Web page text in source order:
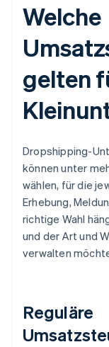
Welche
gelten
Dropshipping-
können unter
wählen, für die
Erhebung,
richtige Wahl
und der Art und
verwalten
Reguläre